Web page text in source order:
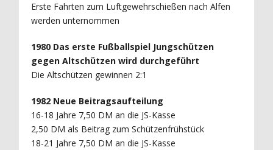
Erste Fahrten zum Luftgewehrschießen nach Alfen
werden unternommen
1980 Das erste Fußballspiel Jungschützen
gegen Altschützen wird durchgeführt
Die Altschützen gewinnen 2:1
1982 Neue Beitragsaufteilung
16-18 Jahre 7,50 DM an die JS-Kasse
2,50 DM als Beitrag zum Schützenfrühstück
18-21 Jahre 7,50 DM an die JS-Kasse